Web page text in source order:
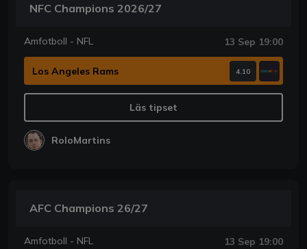
NFC Champions 2026/27
Amfotboll - NFL 13 Sep 19:00
Los Angeles Rams 4.10
Läs tipset
RoloMartins
AFC Champions 26/27
Amfotboll - NFL 13 Sep 19:00